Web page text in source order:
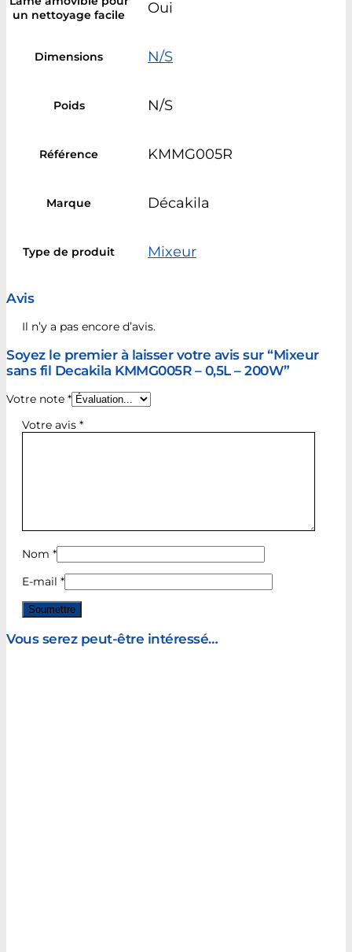
un nettoyage facile
Oui
Dimensions N/S
Poids N/S
Référence KMMG005R
Marque Décakila
Type de produit Mixeur
Avis
Il n’y a pas encore d’avis.
Soyez le premier à laisser votre avis sur “Mixeur
sans fil Decakila KMMG005R – 0,5L – 200W”
Votre note *
Votre avis *
Nom *
E-mail *
Vous serez peut-être intéressé…